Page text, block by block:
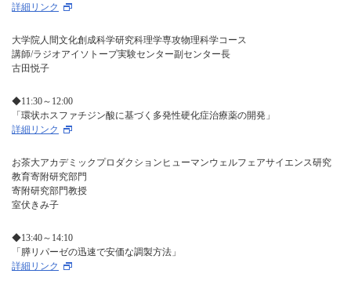
詳細リンク
大学院人間文化創成科学研究科理学専攻物理科学コース
講師/ラジオアイソトープ実験センター副センター長
古田悦子
◆11:30～12:00
「環状ホスファチジン酸に基づく多発性硬化症治療薬の開発」
詳細リンク
お茶大アカデミックプロダクションヒューマンウェルフェアサイエンス研究
教育寄附研究部門
寄附研究部門教授
室伏きみ子
◆13:40～14:10
「膵リパーゼの迅速で安価な調製方法」
詳細リンク